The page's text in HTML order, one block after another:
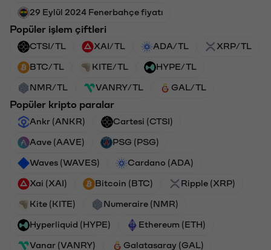
29 Eylül 2024 Fenerbahçe fiyatı
Popüler işlem çiftleri
CTSI/TL XAI/TL ADA/TL XRP/TL
BTC/TL KITE/TL HYPE/TL
NMR/TL VANRY/TL GAL/TL
Popüler kripto paralar
Ankr (ANKR) Cartesi (CTSI)
Aave (AAVE) PSG (PSG)
Waves (WAVES) Cardano (ADA)
Xai (XAI) Bitcoin (BTC) Ripple (XRP)
Kite (KITE) Numeraire (NMR)
Hyperliquid (HYPE) Ethereum (ETH)
Vanar (VANRY) Galatasaray (GAL)